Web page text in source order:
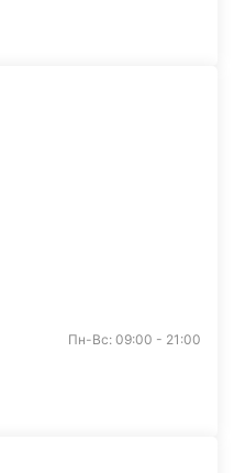
Пн-Вс: 09:00 - 21:00